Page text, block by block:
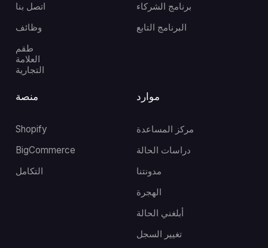
اتصل بنا
وظائف
طقم
العلامة
التجارية
موارد
مركز المساعدة
دراسات الحالة
مدونتنا
الهجرة
أبلغني الحالة
تغيير السجل
برنامج الشركاء
البرنامج التابع
منصة
Shopify
BigCommerce
التكامل